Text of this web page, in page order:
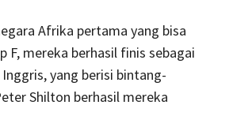
Afrika pertama yang bisa
F, mereka berhasil finis sebagai
yang berisi bintang-
Shilton berhasil mereka